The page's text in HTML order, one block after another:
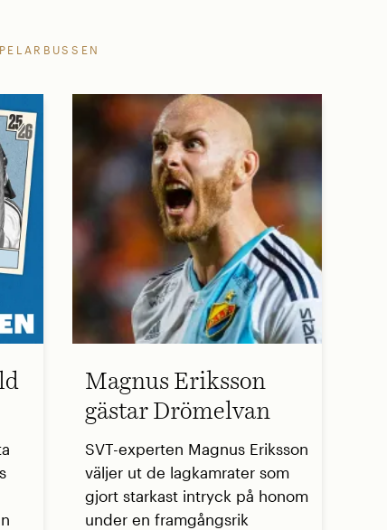
Magnus Eriksson
gästar Drömelvan
SVT-experten Magnus Eriksson
väljer ut de lagkamrater som
gjort starkast intryck på honom
under en framgångsrik